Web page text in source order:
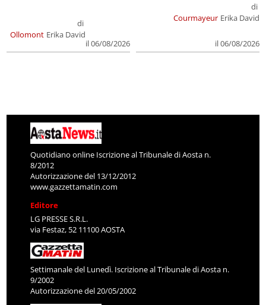
Ollomont
di
Erika David
il 06/08/2026
Courmayeur
di
Erika David
il 06/08/2026
Quotidiano online Iscrizione al Tribunale di Aosta n.
8/2012
Autorizzazione del 13/12/2012
www.gazzettamatin.com
Editore
LG PRESSE S.R.L.
via Festaz, 52 11100 AOSTA
Settimanale del Lunedì. Iscrizione al Tribunale di Aosta n.
9/2002
Autorizzazione del 20/05/2002